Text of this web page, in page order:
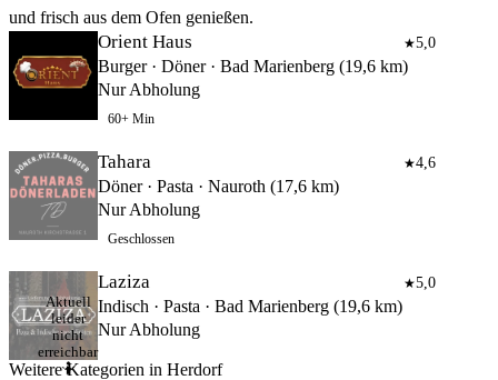
und frisch aus dem Ofen genießen.
Orient Haus ★5,0
Burger · Döner · Bad Marienberg (19,6 km)
Nur Abholung
60+ Min
Tahara ★4,6
Döner · Pasta · Nauroth (17,6 km)
Nur Abholung
Geschlossen
Laziza ★5,0
Indisch · Pasta · Bad Marienberg (19,6 km)
Nur Abholung
Aktuell
leider
nicht
erreichbar
🤷
Weitere Kategorien in Herdorf